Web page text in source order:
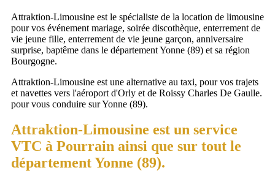
Attraktion-Limousine est le spécialiste de la location de limousine
pour vos événement mariage, soirée discothèque, enterrement de
vie jeune fille, enterrement de vie jeune garçon, anniversaire
surprise, baptême dans le département Yonne (89) et sa région
Bourgogne.
Attraktion-Limousine est une alternative au taxi, pour vos trajets
et navettes vers l'aéroport d'Orly et de Roissy Charles De Gaulle.
pour vous conduire sur Yonne (89).
Attraktion-Limousine est un service
VTC à Pourrain ainsi que sur tout le
département Yonne (89).